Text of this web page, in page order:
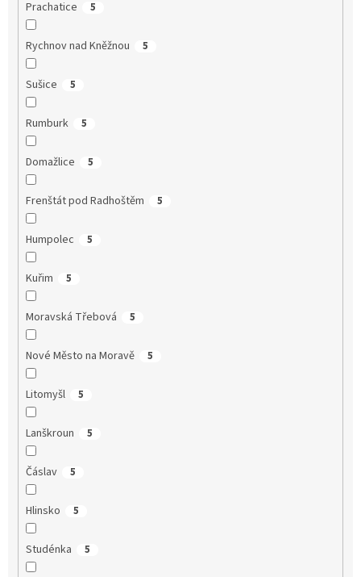
Prachatice 5
Rychnov nad Kněžnou 5
Sušice 5
Rumburk 5
Domažlice 5
Frenštát pod Radhoštěm 5
Humpolec 5
Kuřim 5
Moravská Třebová 5
Nové Město na Moravě 5
Litomyšl 5
Lanškroun 5
Čáslav 5
Hlinsko 5
Studénka 5